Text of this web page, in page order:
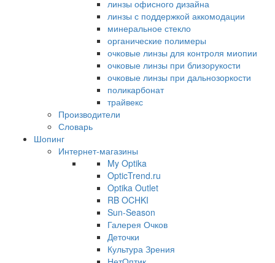
линзы офисного дизайна
линзы с поддержкой аккомодации
минеральное стекло
органические полимеры
очковые линзы для контроля миопии
очковые линзы при близорукости
очковые линзы при дальнозоркости
поликарбонат
трайвекс
Производители
Словарь
Шопинг
Интернет-магазины
My Optika
OpticTrend.ru
Optika Outlet
RB OCHKI
Sun-Season
Галерея Очков
Деточки
Культура Зрения